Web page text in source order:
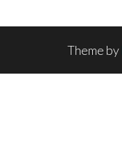
Theme by